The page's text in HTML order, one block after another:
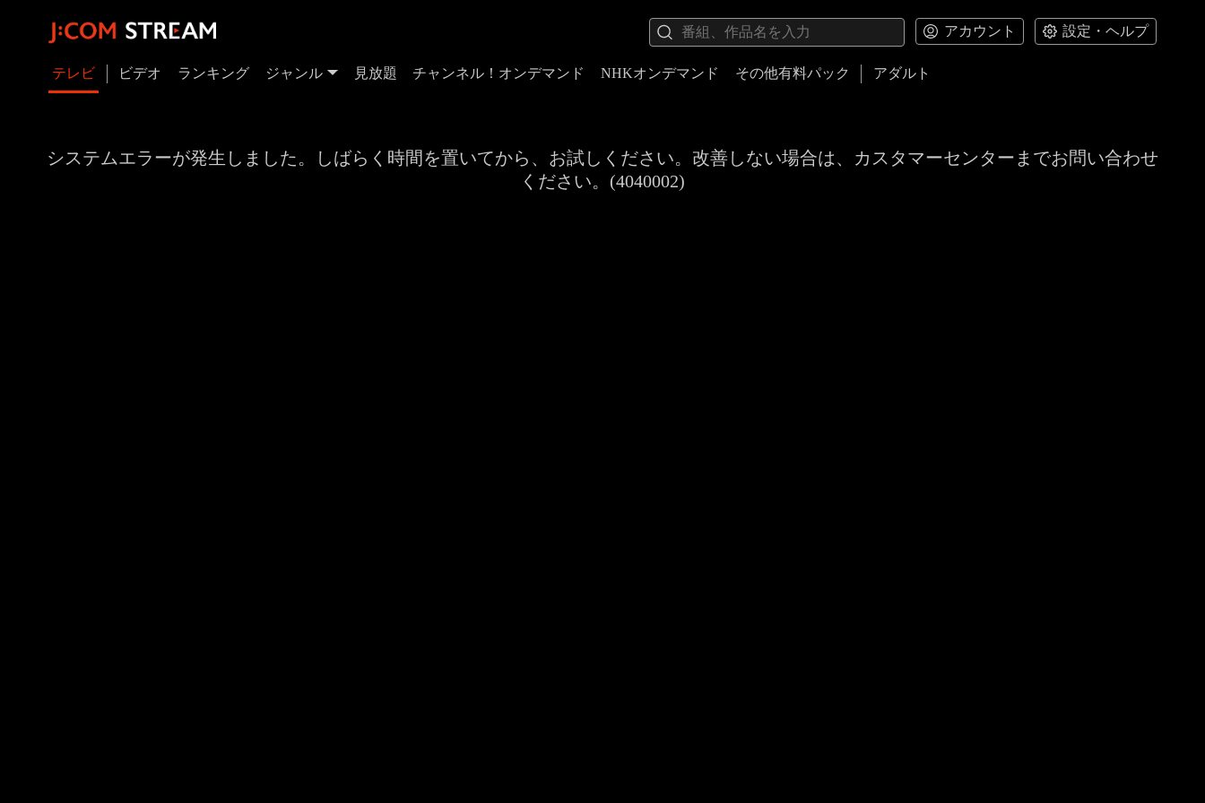
アカウント 設定・ヘルプ
テレビ ビデオ ランキング ジャンル 見放題 チャンネル！オンデマンド NHKオンデマンド その他有料パック アダルト
システムエラーが発生しました。しばらく時間を置いてから、お試しください。改善しない場合は、カスタマーセンターまでお問い合わせ
ください。(4040002)